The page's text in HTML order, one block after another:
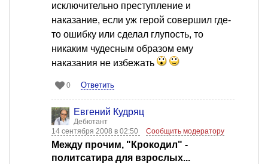
исключительно преступление и
наказание, если уж герой совершил где-
то ошибку или сделал глупость, то
никаким чудесным образом ему
наказания не избежать
0 Ответить
Евгений Кудряц
Дебютант
14 сентября 2008 в 02:50
Сообщить модератору
Между прочим, "Крокодил" -
политсатира для взрослых...